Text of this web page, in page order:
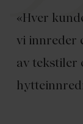
«Hver
vi innreder
av tekstiler